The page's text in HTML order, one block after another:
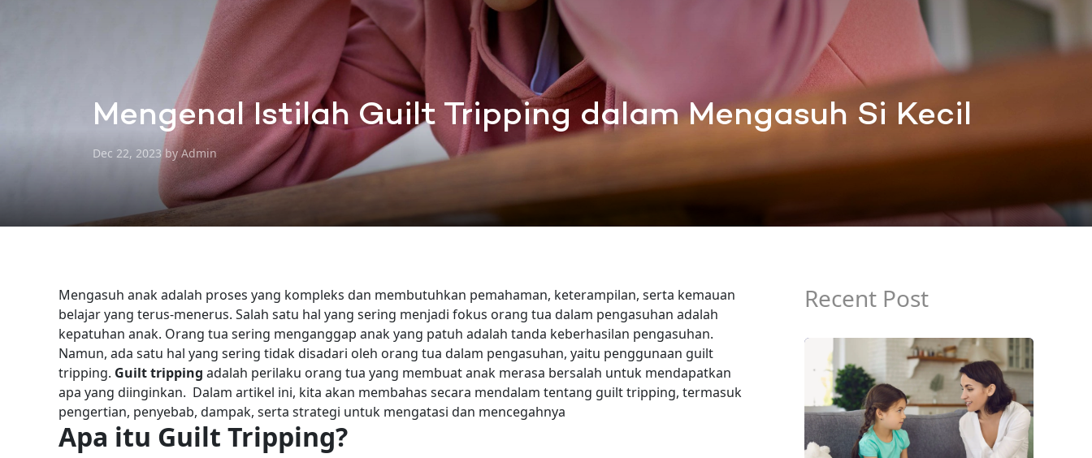
Mengenal Istilah Guilt Tripping dalam Mengasuh Si Kecil
Dec 22, 2023 by Admin
Mengasuh anak adalah proses yang kompleks dan membutuhkan pemahaman, keterampilan, serta kemauan
belajar yang terus-menerus. Salah satu hal yang sering menjadi fokus orang tua dalam pengasuhan adalah
kepatuhan anak. Orang tua sering menganggap anak yang patuh adalah tanda keberhasilan pengasuhan.
Namun, ada satu hal yang sering tidak disadari oleh orang tua dalam pengasuhan, yaitu penggunaan guilt
tripping. Guilt tripping adalah perilaku orang tua yang membuat anak merasa bersalah untuk mendapatkan
apa yang diinginkan. Dalam artikel ini, kita akan membahas secara mendalam tentang guilt tripping, termasuk
pengertian, penyebab, dampak, serta strategi untuk mengatasi dan mencegahnya
Apa itu Guilt Tripping?
Recent Post